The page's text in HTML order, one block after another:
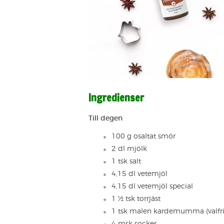
Ingredienser
Till degen
100 g osaltat smör
2 dl mjölk
1 tsk salt
4,15 dl vetemjöl
4,15 dl vetemjöl special
1 ½ tsk torrjäst
1 tsk malen kardemumma